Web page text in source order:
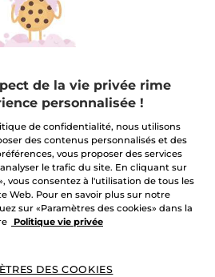
Lèvres 07. Lilas
enchanté
1.1 g
(105)AJOUTER UN AVIS
13,90 €
Lilas enchanté
de la vie privée rime
personnalisée !
de confidentialité, nous utilisons
des contenus personnalisés et des
vous proposer des services
le trafic du site. En cliquant sur
vous consentez à l'utilisation de tous les
Web. Pour en savoir plus sur notre
sur «Paramètres des cookies» dans la
Politique vie privée
DES COOKIES